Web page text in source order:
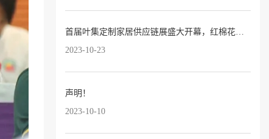
首届叶集定制家居供应链展盛大开幕，红棉花板材惊艳亮相！
2023-10-23
声明！
2023-10-10